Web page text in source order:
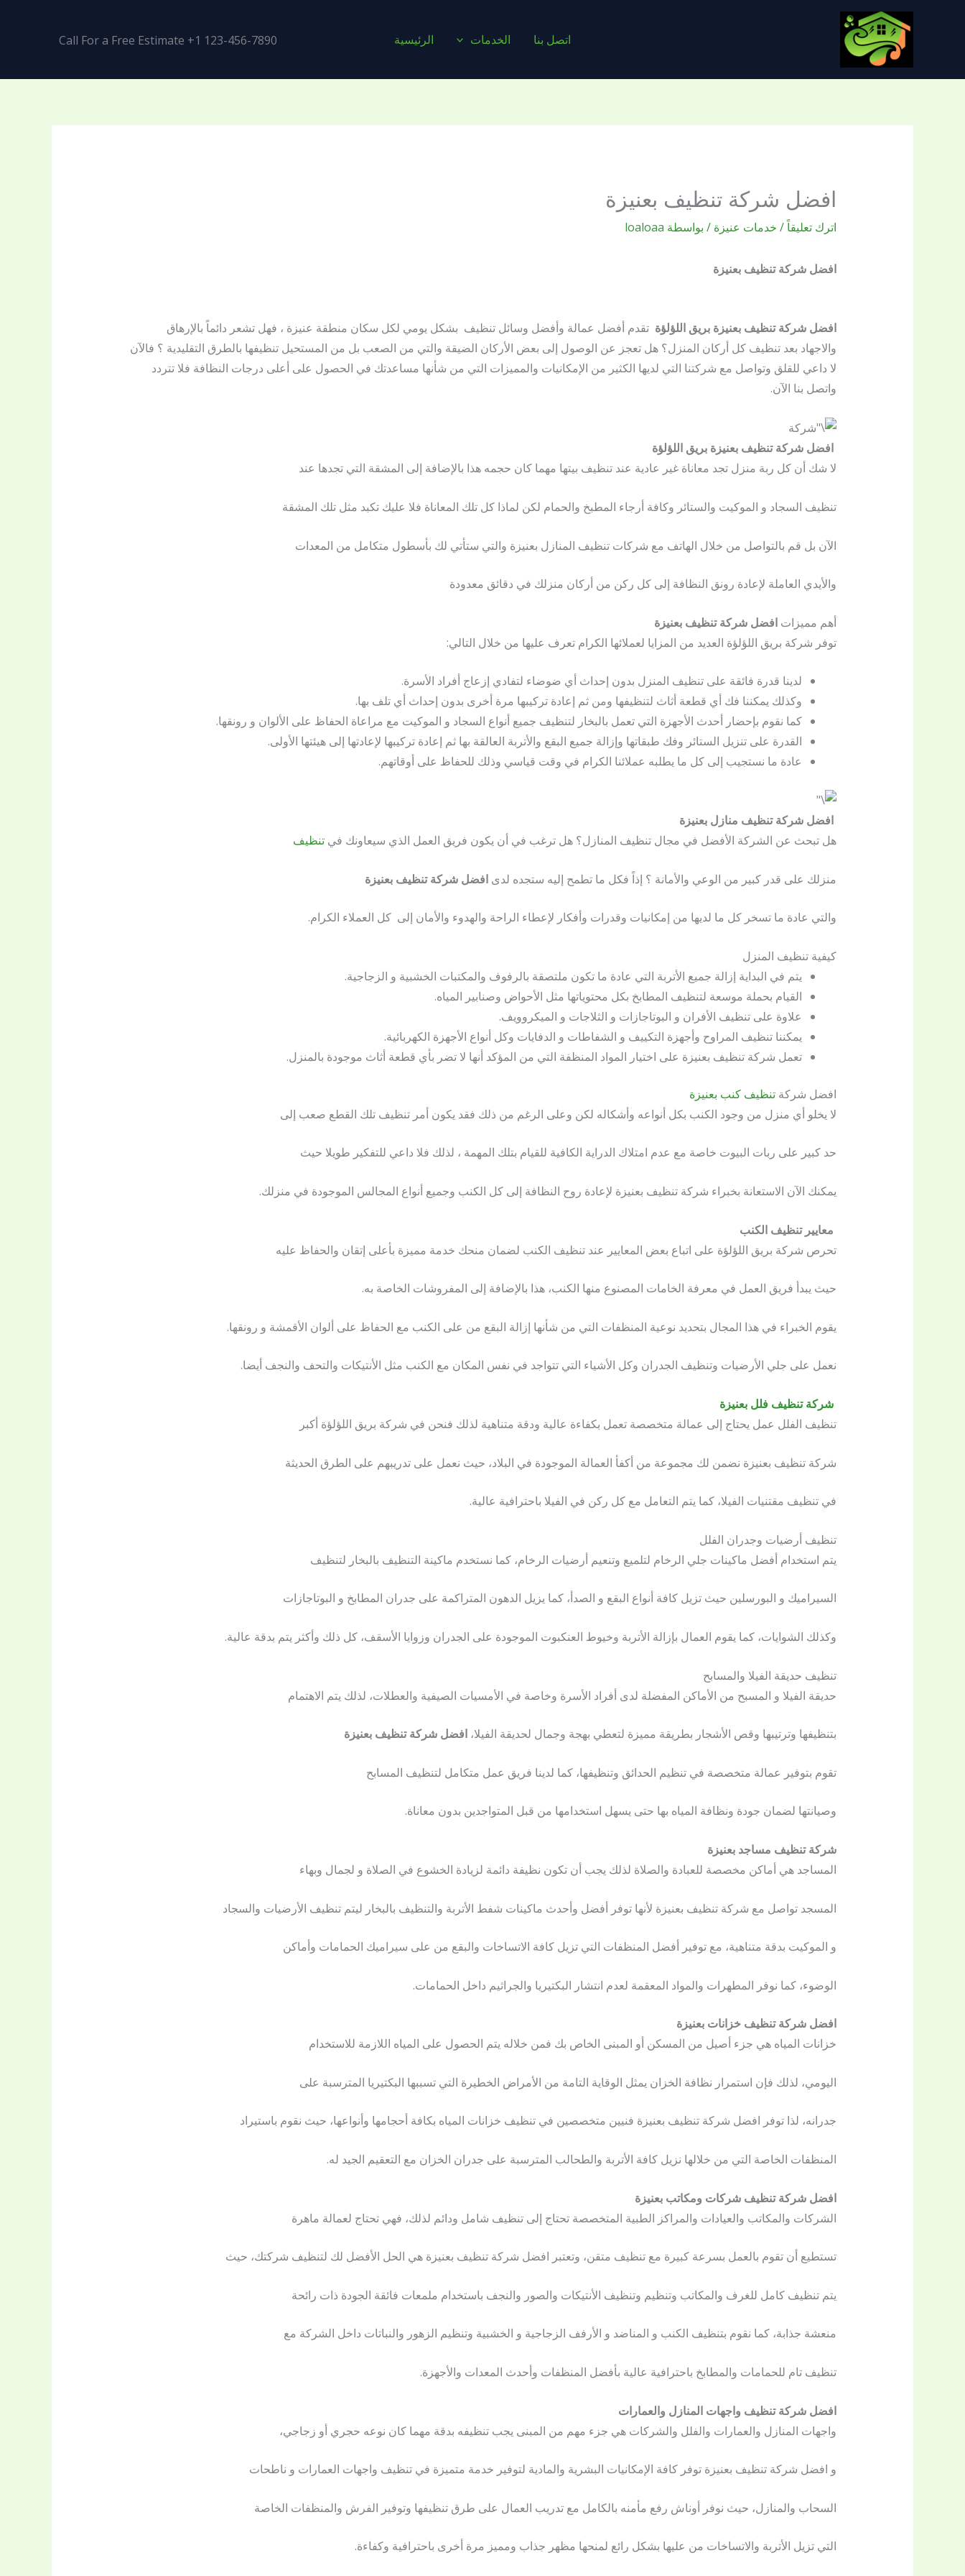
اتصل بنا الخدمات الرئيسية Call For a Free Estimate +1 123-456-7890
افضل شركة تنظيف بعنيزة
اترك تعليقاً/ خدمات عنيزة / بواسطة loaloaa
افضل شركة تنظيف بعنيزة
افضل شركة تنظيف بعنيزة بريق اللؤلؤة تقدم أفضل عمالة وأفضل وسائل تنظيف بشكل يومي لكل سكان منطقة عنيزة ، فهل تشعر دائماً بالإرهاق
والاجهاد بعد تنظيف كل أركان المنزل؟ هل تعجز عن الوصول إلى بعض الأركان الضيقة والتي من الصعب بل من المستحيل تنظيفها بالطرق التقليدية ؟ فالآن
لا داعي للقلق وتواصل مع شركتنا التي لديها الكثير من الإمكانيات والمميزات التي من شأنها مساعدتك في الحصول على أعلى درجات النظافة فلا تتردد
واتصل بنا الآن.
افضل شركة تنظيف بعنيزة بريق اللؤلؤة
لا شك أن كل ربة منزل تجد معاناة غير عادية عند تنظيف بيتها مهما كان حجمه هذا بالإضافة إلى المشقة التي تجدها عند
تنظيف السجاد و الموكيت والستائر وكافة أرجاء المطبخ والحمام لكن لماذا كل تلك المعاناة فلا عليك تكبد مثل تلك المشقة
الآن بل قم بالتواصل من خلال الهاتف مع شركات تنظيف المنازل بعنيزة والتي ستأتي لك بأسطول متكامل من المعدات
والأيدي العاملة لإعادة رونق النظافة إلى كل ركن من أركان منزلك في دقائق معدودة
أهم مميزات افضل شركة تنظيف بعنيزة
توفر شركة بريق اللؤلؤة العديد من المزايا لعملائها الكرام تعرف عليها من خلال التالي:
لدينا قدرة فائقة على تنظيف المنزل بدون إحداث أي ضوضاء لتفادي إزعاج أفراد الأسرة.
وكذلك يمكننا فك أي قطعة أثاث لتنظيفها ومن ثم إعادة تركيبها مرة أخرى بدون إحداث أي تلف بها.
كما نقوم بإحضار أحدث الأجهزة التي تعمل بالبخار لتنظيف جميع أنواع السجاد و الموكيت مع مراعاة الحفاظ على الألوان و رونقها.
القدرة على تنزيل الستائر وفك طبقاتها وإزالة جميع البقع والأتربة العالقة بها ثم إعادة تركيبها لإعادتها إلى هيئتها الأولى.
عادة ما نستجيب إلى كل ما يطلبه عملائنا الكرام في وقت قياسي وذلك للحفاظ على أوقاتهم.
افضل شركة تنظيف منازل بعنيزة
هل تبحث عن الشركة الأفضل في مجال تنظيف المنازل؟ هل ترغب في أن يكون فريق العمل الذي سيعاونك في تنظيف
منزلك على قدر كبير من الوعي والأمانة ؟ إذاً فكل ما تطمح إليه ستجده لدى افضل شركة تنظيف بعنيزة
والتي عادة ما تسخر كل ما لديها من إمكانيات وقدرات وأفكار لإعطاء الراحة والهدوء والأمان إلى كل العملاء الكرام.
كيفية تنظيف المنزل
يتم في البداية إزالة جميع الأتربة التي عادة ما تكون ملتصقة بالرفوف والمكتبات الخشبية و الزجاجية.
القيام بحملة موسعة لتنظيف المطابخ بكل محتوياتها مثل الأحواض وصنابير المياه.
علاوة على تنظيف الأفران و البوتاجازات و الثلاجات و الميكروويف.
يمكننا تنظيف المراوح وأجهزة التكييف و الشفاطات و الدفايات وكل أنواع الأجهزة الكهربائية.
تعمل شركة تنظيف بعنيزة على اختيار المواد المنظفة التي من المؤكد أنها لا تضر بأي قطعة أثاث موجودة بالمنزل.
افضل شركة تنظيف كنب بعنيزة
لا يخلو أي منزل من وجود الكنب بكل أنواعه وأشكاله لكن وعلى الرغم من ذلك فقد يكون أمر تنظيف تلك القطع صعب إلى
حد كبير على ربات البيوت خاصة مع عدم امتلاك الدراية الكافية للقيام بتلك المهمة ، لذلك فلا داعي للتفكير طويلا حيث
يمكنك الآن الاستعانة بخبراء شركة تنظيف بعنيزة لإعادة روح النظافة إلى كل الكنب وجميع أنواع المجالس الموجودة في منزلك.
معايير تنظيف الكنب
تحرص شركة بريق اللؤلؤة على اتباع بعض المعايير عند تنظيف الكنب لضمان منحك خدمة مميزة بأعلى إتقان والحفاظ عليه
حيث يبدأ فريق العمل في معرفة الخامات المصنوع منها الكنب، هذا بالإضافة إلى المفروشات الخاصة به.
يقوم الخبراء في هذا المجال بتحديد نوعية المنظفات التي من شأنها إزالة البقع من على الكنب مع الحفاظ على ألوان الأقمشة و رونقها.
نعمل على جلي الأرضيات وتنظيف الجدران وكل الأشياء التي تتواجد في نفس المكان مع الكنب مثل الأنتيكات والتحف والنجف أيضا.
شركة تنظيف فلل بعنيزة
تنظيف الفلل عمل يحتاج إلى عمالة متخصصة تعمل بكفاءة عالية ودقة متناهية لذلك فنحن في شركة بريق اللؤلؤة أكبر
شركة تنظيف بعنيزة نضمن لك مجموعة من أكفأ العمالة الموجودة في البلاد، حيث نعمل على تدريبهم على الطرق الحديثة
في تنظيف مقتنيات الفيلا، كما يتم التعامل مع كل ركن في الفيلا باحترافية عالية.
تنظيف أرضيات وجدران الفلل
يتم استخدام أفضل ماكينات جلي الرخام لتلميع وتنعيم أرضيات الرخام، كما نستخدم ماكينة التنظيف بالبخار لتنظيف
السيراميك و البورسلين حيث تزيل كافة أنواع البقع و الصدأ، كما يزيل الدهون المتراكمة على جدران المطابخ و البوتاجازات
وكذلك الشوايات، كما يقوم العمال بإزالة الأتربة وخيوط العنكبوت الموجودة على الجدران وزوايا الأسقف، كل ذلك وأكثر يتم بدقة عالية.
تنظيف حديقة الفيلا والمسابح
حديقة الفيلا و المسبح من الأماكن المفضلة لدى أفراد الأسرة وخاصة في الأمسيات الصيفية والعطلات، لذلك يتم الاهتمام
بتنظيفها وترتيبها وقص الأشجار بطريقة مميزة لتعطي بهجة وجمال لحديقة الفيلا، افضل شركة تنظيف بعنيزة
تقوم بتوفير عمالة متخصصة في تنظيم الحدائق وتنظيفها، كما لدينا فريق عمل متكامل لتنظيف المسابح
وصيانتها لضمان جودة ونظافة المياه بها حتى يسهل استخدامها من قبل المتواجدين بدون معاناة.
شركة تنظيف مساجد بعنيزة
المساجد هي أماكن مخصصة للعبادة والصلاة لذلك يجب أن تكون نظيفة دائمة لزيادة الخشوع في الصلاة و لجمال وبهاء
المسجد تواصل مع شركة تنظيف بعنيزة لأنها توفر أفضل وأحدث ماكينات شفط الأتربة والتنظيف بالبخار ليتم تنظيف الأرضيات والسجاد
و الموكيت بدقة متناهية، مع توفير أفضل المنظفات التي تزيل كافة الاتساخات والبقع من على سيراميك الحمامات وأماكن
الوضوء، كما نوفر المطهرات والمواد المعقمة لعدم انتشار البكتيريا والجراثيم داخل الحمامات.
افضل شركة تنظيف خزانات بعنيزة
خزانات المياه هي جزء أصيل من المسكن أو المبنى الخاص بك فمن خلاله يتم الحصول على المياه اللازمة للاستخدام
اليومي، لذلك فإن استمرار نظافة الخزان يمثل الوقاية التامة من الأمراض الخطيرة التي تسببها البكتيريا المترسبة على
جدرانه، لذا توفر افضل شركة تنظيف بعنيزة فنيين متخصصين في تنظيف خزانات المياه بكافة أحجامها وأنواعها، حيث نقوم باستيراد
المنظفات الخاصة التي من خلالها نزيل كافة الأتربة والطحالب المترسبة على جدران الخزان مع التعقيم الجيد له.
افضل شركة تنظيف شركات ومكاتب بعنيزة
الشركات والمكاتب والعيادات والمراكز الطبية المتخصصة تحتاج إلى تنظيف شامل ودائم لذلك، فهي تحتاج لعمالة ماهرة
تستطيع أن تقوم بالعمل بسرعة كبيرة مع تنظيف متقن، وتعتبر افضل شركة تنظيف بعنيزة هي الحل الأفضل لك لتنظيف شركتك، حيث
يتم تنظيف كامل للغرف والمكاتب وتنظيم وتنظيف الأنتيكات والصور والنجف باستخدام ملمعات فائقة الجودة ذات رائحة
منعشة جذابة، كما نقوم بتنظيف الكنب و المناضد و الأرفف الزجاجية و الخشبية وتنظيم الزهور والنباتات داخل الشركة مع
تنظيف تام للحمامات والمطابخ باحترافية عالية بأفضل المنظفات وأحدث المعدات والأجهزة.
افضل شركة تنظيف واجهات المنازل والعمارات
واجهات المنازل والعمارات والفلل والشركات هي جزء مهم من المبنى يجب تنظيفه بدقة مهما كان نوعه حجري أو زجاجي،
و افضل شركة تنظيف بعنيزة توفر كافة الإمكانيات البشرية والمادية لتوفير خدمة متميزة في تنظيف واجهات العمارات و ناطحات
السحاب والمنازل، حيث نوفر أوناش رفع مأمنه بالكامل مع تدريب العمال على طرق تنظيفها وتوفير الفرش والمنظفات الخاصة
التي تزيل الأتربة والاتساخات من عليها بشكل رائع لمنحها مظهر جذاب ومميز مرة أخرى باحترافية وكفاءة.